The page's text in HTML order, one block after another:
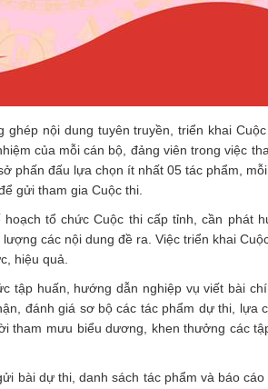
nội dung tuyên truyền, triển khai
của mỗi cán bộ, đảng viên trong việc
phấn đấu lựa chọn ít nhất 05 tác phẩm,
gửi tham gia Cuộc thi.
tổ chức Cuộc thi cấp tỉnh, cần phát
các nội dung đề ra. Việc triển khai
hiệu quả.
tập huấn, hướng dẫn nghiệp vụ viết bài
đánh giá sơ bộ các tác phẩm dự thi, lựa
tham mưu biểu dương, khen thưởng các
bài dự thi, danh sách tác phẩm và báo